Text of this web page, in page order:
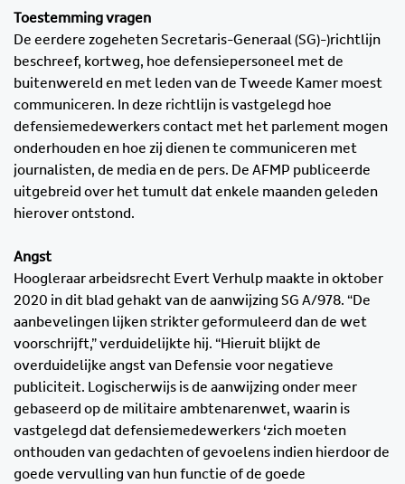
Toestemming vragen
De eerdere zogeheten Secretaris-Generaal (SG)-)richtlijn
beschreef, kortweg, hoe defensiepersoneel met de
buitenwereld en met leden van de Tweede Kamer moest
communiceren. In deze richtlijn is vastgelegd hoe
defensiemedewerkers contact met het parlement mogen
onderhouden en hoe zij dienen te communiceren met
journalisten, de media en de pers. De AFMP publiceerde
uitgebreid over het tumult dat enkele maanden geleden
hierover ontstond.
Angst
Hoogleraar arbeidsrecht Evert Verhulp maakte in oktober
2020 in dit blad gehakt van de aanwijzing SG A/978. “De
aanbevelingen lijken strikter geformuleerd dan de wet
voorschrijft,” verduidelijkte hij. “Hieruit blijkt de
overduidelijke angst van Defensie voor negatieve
publiciteit. Logischerwijs is de aanwijzing onder meer
gebaseerd op de militaire ambtenarenwet, waarin is
vastgelegd dat defensiemedewerkers ‘zich moeten
onthouden van gedachten of gevoelens indien hierdoor de
goede vervulling van hun functie of de goede